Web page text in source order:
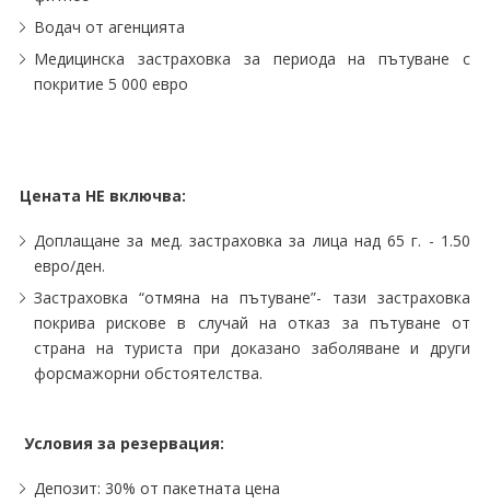
Водач от агенцията
Медицинска застраховка за периода на пътуване с
покритие 5 000 евро
Цената НЕ включва:
Доплащане за мед. застраховка за лица над 65 г. - 1.50
евро/ден.
Застраховка “отмяна на пътуване”- тази застраховка
покрива рискове в случай на отказ за пътуване от
страна на туриста при доказано заболяване и други
форсмажорни обстоятелства.
Условия за резервация:
Депозит: 30% от пакетната цена